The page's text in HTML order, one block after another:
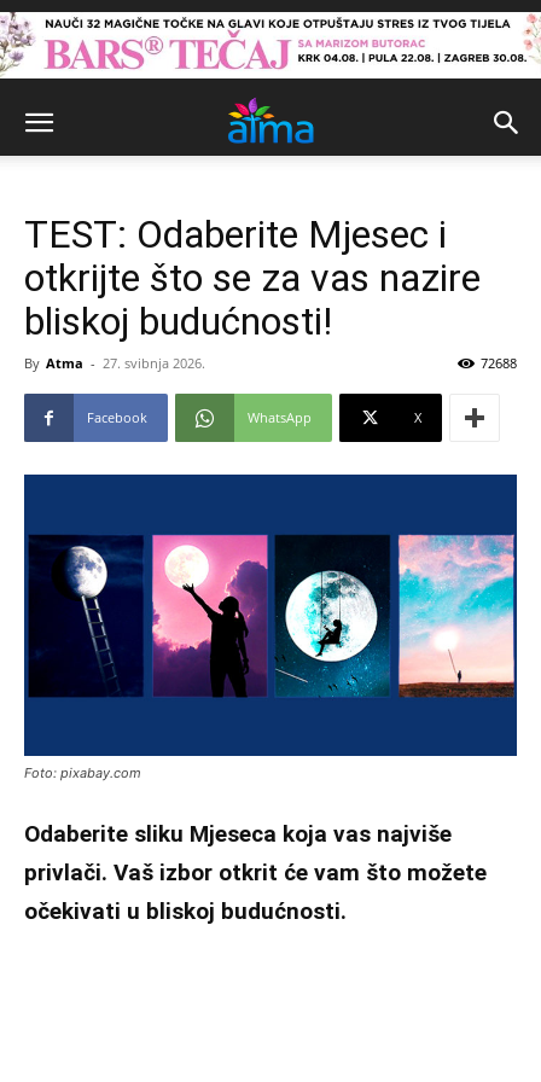
TEST: Odaberite Mjesec i
otkrijte što se za vas nazire
bliskoj budućnosti!
By Atma - 27. svibnja 2026. 72688
Facebook WhatsApp X
Foto: pixabay.com
Odaberite sliku Mjeseca koja vas najviše
privlači. Vaš izbor otkrit će vam što možete
očekivati ​​u bliskoj budućnosti.